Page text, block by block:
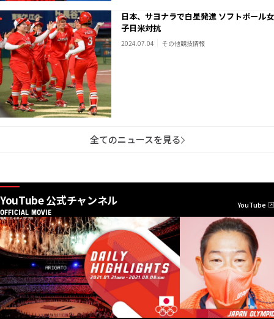
日本、サヨナラで白星発進 ソフトボール女
子日米対抗
2024.07.04 その他競技情報
全てのニュースを見る
YouTube 公式チャンネル
OFFICIAL MOVIE
YouTube